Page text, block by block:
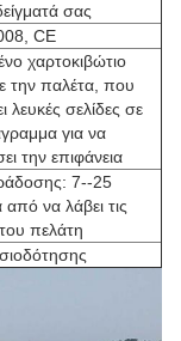
σας
CE
χαρτοκιβώτιο
την παλέτα, που
λευκές σελίδες σε
για να
την επιφάνεια
7--25
από να λάβει τις
πελάτη